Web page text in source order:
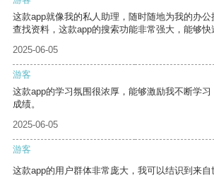
这款app就像我的私人助理，随时随地为我的办
查找资料，这款app的搜索功能非常强大，能够快
2025-06-05
游客
这款app的学习氛围很浓厚，能够激励我不断学
成绩。
2025-06-05
游客
这款app的用户群体非常庞大，我可以结识到来自